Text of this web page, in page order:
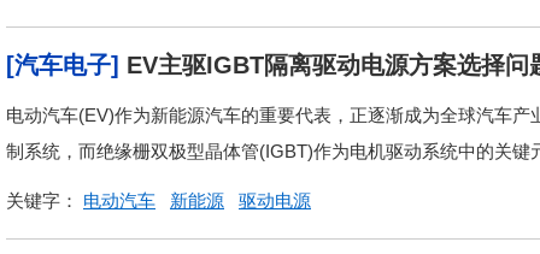
[汽车电子] EV主驱IGBT隔离驱动电源方案选择问
电动汽车(EV)作为新能源汽车的重要代表，正逐渐成为全球汽车
制系统，而绝缘栅双极型晶体管(IGBT)作为电机驱动系统中的关
关键字： 电动汽车 新能源 驱动电源